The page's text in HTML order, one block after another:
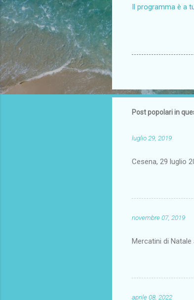
Il programma è a
Post popolari in
luglio 29, 2019
Cesena, 29
novembre 07, 2019
Mercatini di
aprile 08, 2022